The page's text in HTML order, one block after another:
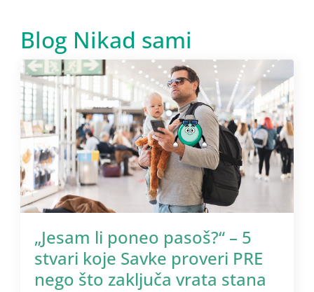
Blog Nikad sami
„Jesam li poneo pasoš?“ – 5
stvari koje Savke proveri PRE
nego što zaključa vrata stana